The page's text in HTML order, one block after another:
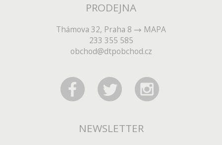
PRODEJNA
Thámova 32, Praha 8
MAPA
233 355 585
obchod@dtpobchod.cz
NEWSLETTER